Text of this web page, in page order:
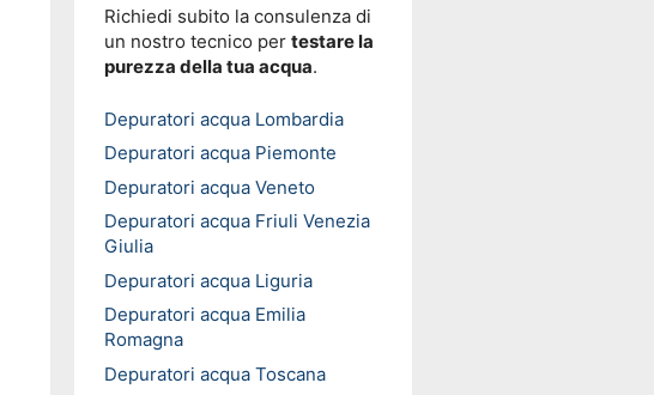
Richiedi subito la consulenza di
un nostro tecnico per testare la
purezza della tua acqua.
Depuratori acqua Lombardia
Depuratori acqua Piemonte
Depuratori acqua Veneto
Depuratori acqua Friuli Venezia
Giulia
Depuratori acqua Liguria
Depuratori acqua Emilia
Romagna
Depuratori acqua Toscana